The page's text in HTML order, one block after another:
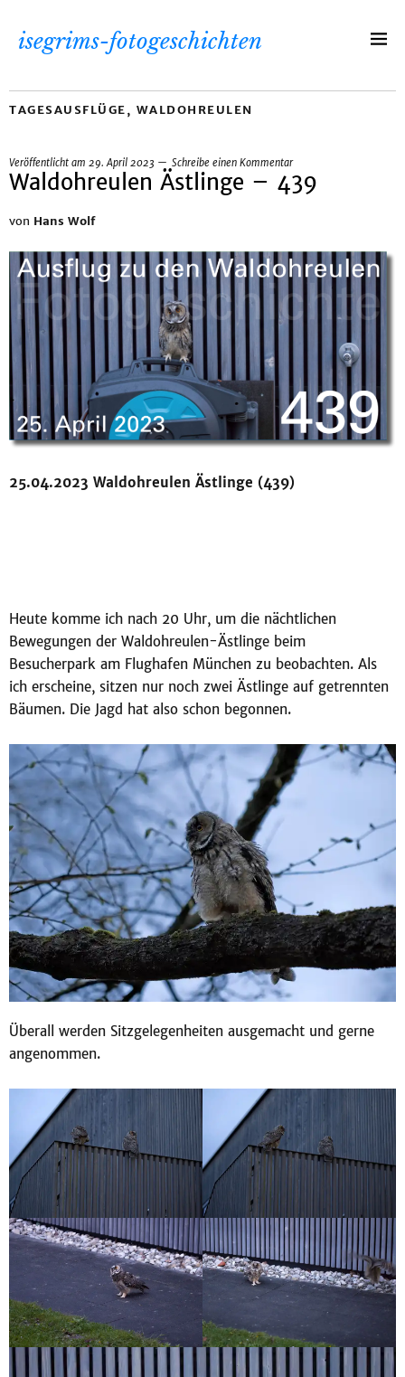
isegrims-fotogeschichten
TAGESAUSFLÜGE, WALDOHREULEN
Veröffentlicht am 29. April 2023 Schreibe einen Kommentar
Waldohreulen Ästlinge – 439
von Hans Wolf
25.04.2023 Waldohreulen Ästlinge (439)
Heute komme ich nach 20 Uhr, um die nächtlichen
Bewegungen der Waldohreulen-Ästlinge beim
Besucherpark am Flughafen München zu beobachten. Als
ich erscheine, sitzen nur noch zwei Ästlinge auf getrennten
Bäumen. Die Jagd hat also schon begonnen.
Überall werden Sitzgelegenheiten ausgemacht und gerne
angenommen.